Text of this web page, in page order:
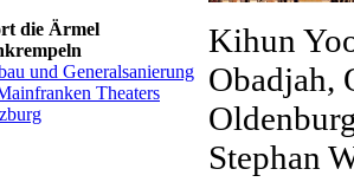
die Ärmel
und Generalsanierung
Theaters
Kihun
Obadjah,
Stephan